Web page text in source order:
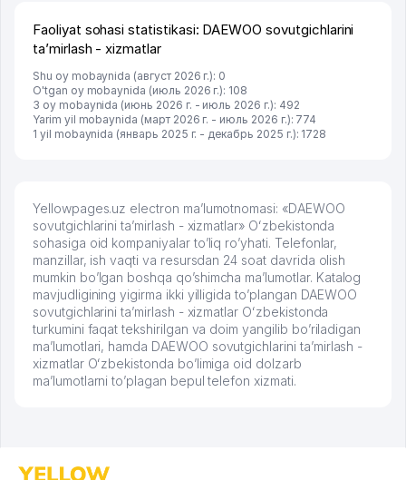
Faoliyat sohasi statistikasi: DAEWOO sovutgichlarini
ta’mirlash - xizmatlar
Shu oy mobaynida (август 2026 г.): 0
O'tgan oy mobaynida (июль 2026 г.): 108
3 oy mobaynida (июнь 2026 г. - июль 2026 г.): 492
Yarim yil mobaynida (март 2026 г. - июль 2026 г.): 774
1 yil mobaynida (январь 2025 г. - декабрь 2025 г.): 1728
Yellowpages.uz electron ma’lumotnomasi: «DAEWOO
sovutgichlarini ta’mirlash - xizmatlar» Oʻzbekistonda
sohasiga oid kompaniyalar to’liq ro’yhati. Telefonlar,
manzillar, ish vaqti va resursdan 24 soat davrida olish
mumkin bo’lgan boshqa qo’shimcha ma’lumotlar. Katalog
mavjudligining yigirma ikki yilligida to’plangan DAEWOO
sovutgichlarini ta’mirlash - xizmatlar Oʻzbekistonda
turkumini faqat tekshirilgan va doim yangilib bo’riladigan
ma’lumotlari, hamda DAEWOO sovutgichlarini ta’mirlash -
xizmatlar Oʻzbekistonda bo’limiga oid dolzarb
ma’lumotlarni to’plagan bepul telefon xizmati.